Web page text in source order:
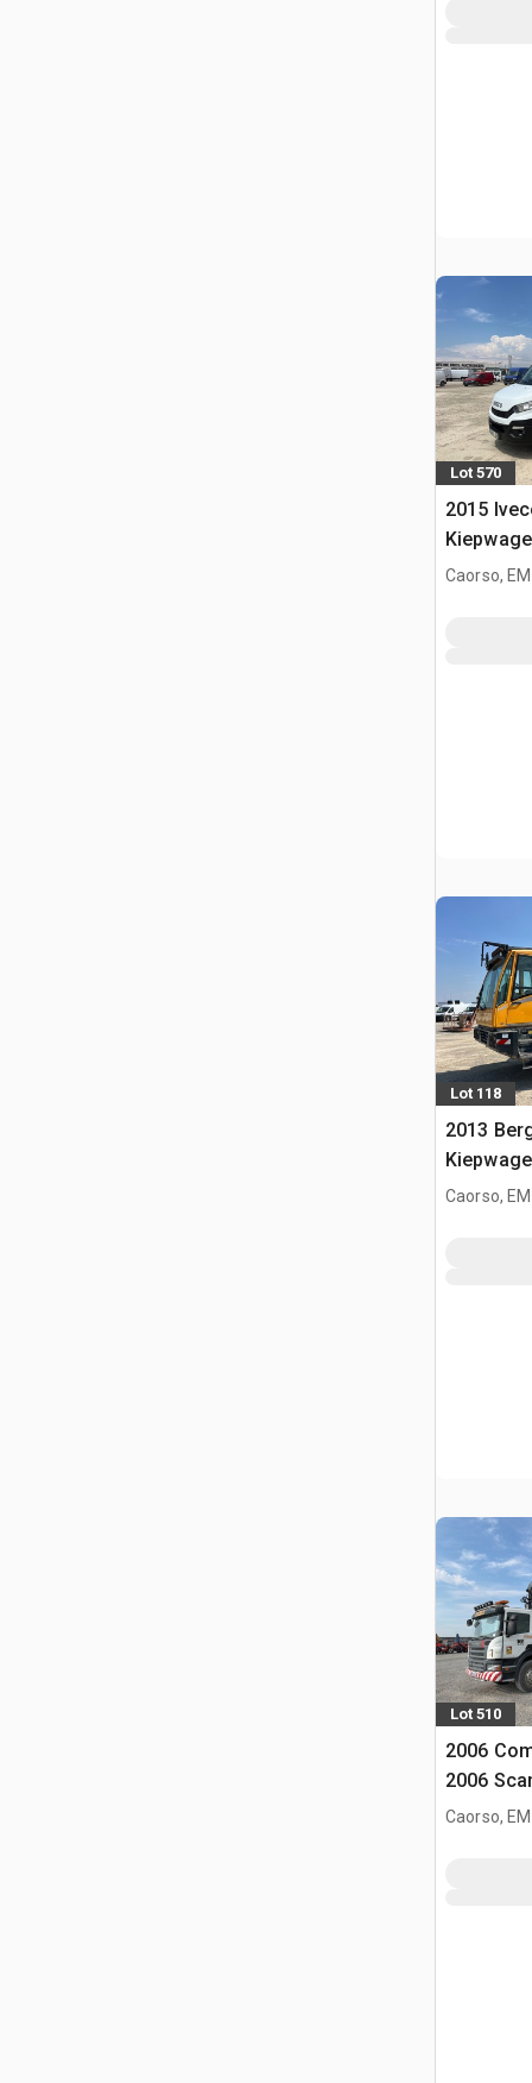
Lot 570
2015
Caorso,
Lot 118
2013
Caorso,
Lot 510
2006
2006
Caorso,